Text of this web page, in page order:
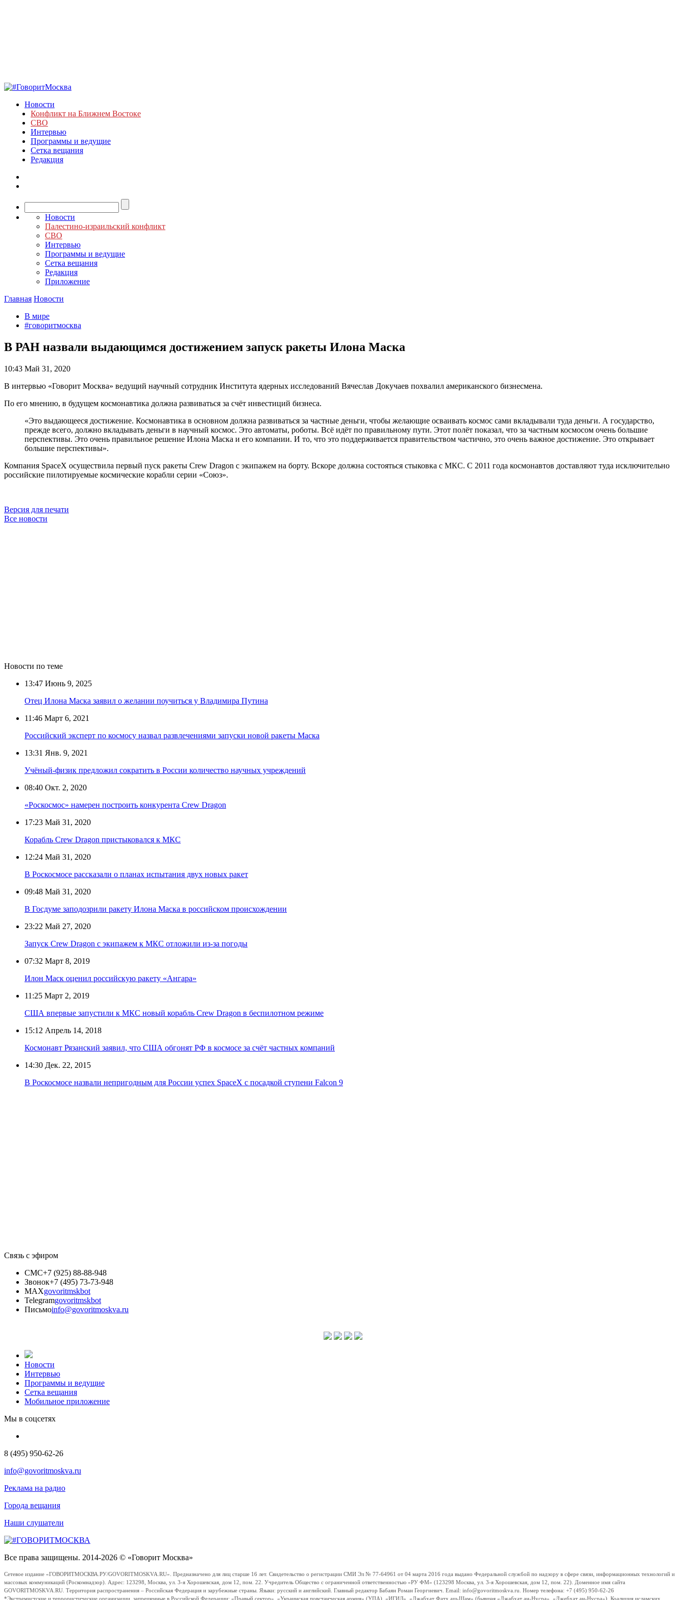
Новости
Конфликт на Ближнем Востоке
СВО
Интервью
Программы и ведущие
Сетка вещания
Редакция
Новости
Палестино-израильский конфликт
СВО
Интервью
Программы и ведущие
Сетка вещания
Редакция
Приложение
Главная Новости
В мире
#говоритмосква
В РАН назвали выдающимся достижением запуск ракеты Илона Маска
10:43 Май 31, 2020
В интервью «Говорит Москва» ведущий научный сотрудник Института ядерных исследований Вячеслав Докучаев похвалил американского бизнесмена.
По его мнению, в будущем космонавтика должна развиваться за счёт инвестиций бизнеса.
«Это выдающееся достижение. Космонавтика в основном должна развиваться за частные деньги, чтобы желающие осваивать космос сами вкладывали туда деньги. А государство,
прежде всего, должно вкладывать деньги в научный космос. Это автоматы, роботы. Всё идёт по правильному пути. Этот полёт показал, что за частным космосом очень большие
перспективы. Это очень правильное решение Илона Маска и его компании. И то, что это поддерживается правительством частично, это очень важное достижение. Это открывает
большие перспективы».
Компания SpaceX осуществила первый пуск ракеты Crew Dragon с экипажем на борту. Вскоре должна состояться стыковка с МКС. С 2011 года космонавтов доставляют туда исключительно
российские пилотируемые космические корабли серии «Союз».
Версия для печати
Все новости
Новости по теме
13:47 Июнь 9, 2025
Отец Илона Маска заявил о желании поучиться у Владимира Путина
11:46 Март 6, 2021
Российский эксперт по космосу назвал развлечениями запуски новой ракеты Маска
13:31 Янв. 9, 2021
Учёный-физик предложил сократить в России количество научных учреждений
08:40 Окт. 2, 2020
«Роскосмос» намерен построить конкурента Crew Dragon
17:23 Май 31, 2020
Корабль Crew Dragon пристыковался к МКС
12:24 Май 31, 2020
В Роскосмосе рассказали о планах испытания двух новых ракет
09:48 Май 31, 2020
В Госдуме заподозрили ракету Илона Маска в российском происхождении
23:22 Май 27, 2020
Запуск Crew Dragon с экипажем к МКС отложили из-за погоды
07:32 Март 8, 2019
Илон Маск оценил российскую ракету «Ангара»
11:25 Март 2, 2019
США впервые запустили к МКС новый корабль Crew Dragon в беспилотном режиме
15:12 Апрель 14, 2018
Космонавт Рязанский заявил, что США обгонят РФ в космосе за счёт частных компаний
14:30 Дек. 22, 2015
В Роскосмосе назвали непригодным для России успех SpaceX с посадкой ступени Falcon 9
Связь с эфиром
СМС+7 (925) 88-88-948
Звонок+7 (495) 73-73-948
MAXgovoritmskbot
Telegramgovoritmskbot
Письмоinfo@govoritmoskva.ru
Новости
Интервью
Программы и ведущие
Сетка вещания
Мобильное приложение
Мы в соцсетях
8 (495) 950-62-26
info@govoritmoskva.ru
Реклама на радио
Города вещания
Наши слушатели
Все права защищены. 2014-2026 © «Говорит Москва»
Сетевое издание «ГОВОРИТМОСКВА.РУ/GOVORITMOSKVA.RU». Предназначено для лиц старше 16 лет. Свидетельство о регистрации СМИ Эл № 77-64961 от 04 марта 2016 года выдано Федеральной службой по надзору в сфере связи, информационных технологий и
массовых коммуникаций (Роскомнадзор). Адрес: 123298, Москва, ул. 3-я Хорошевская, дом 12, пом. 22. Учредитель Общество с ограниченной ответственностью «РУ ФМ» (123298 Москва, ул. 3-я Хорошевская, дом 12, пом. 22). Доменное имя сайта
GOVORITMOSKVA.RU. Территория распространения – Российская Федерация и зарубежные страны. Языки: русский и английский. Главный редактор Бабаян Роман Георгиевич. Email: info@govoritmoskva.ru. Номер телефона: +7 (495) 950-62-26
*Экстремистские и террористические организации, запрещенные в Российской Федерации: «Правый сектор», «Украинская повстанческая армия» (УПА), «ИГИЛ», «Джабхат Фатх аш-Шам» (бывшая «Джабхат ан-Нусра», «Джебхат ан-Нусра»), Коалиция исламских